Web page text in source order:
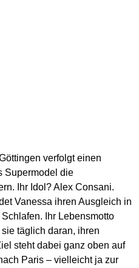
verfolgt einen
Supermodel die
Ihr Idol? Alex Consani.
Vanessa ihren Ausgleich in
Ihr Lebensmotto
sie täglich daran, ihren
steht dabei ganz oben auf
Paris – vielleicht ja zur